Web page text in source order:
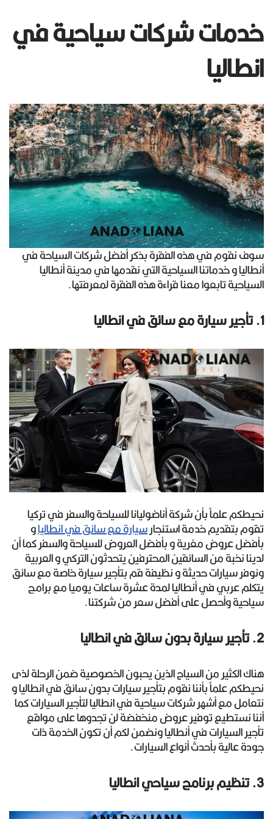
خدمات شركات سياحية في
انطاليا
سوف نقوم في هذه الفقرة بذكر أفضل شركات السياحة في
أنطاليا و خدماتنا السياحية التي نقدمها في مدينة أنطاليا
السياحية تابعوا معنا قراءة هذه الفقرة لمعرفتها.
1. تأجير سيارة مع سائق في انطاليا
نحيطكم علماً بأن شركة أناضوليانا للسياحة والسفر في تركيا
تقوم بتقديم خدمة استئجارسيارة مع سائق في انطالياو
بأفضل عروض مغرية و بأفضل العروض للسياحة والسفر كما أن
لدينا نخبة من السائقين المحترفين يتحدثون التركي و العربية
ونوفر سيارات حديثة و نظيفة قم بتأجير سيارة خاصة مع سائق
يتكلم عربي في أنطاليا لمدة عشرة ساعات يوميا مع برامج
سياحية وأحصل على أفضل سعر من شركتنا.
2. تأجير سيارة بدون سائق في انطاليا
هناك الكثير من السياح الذين يحبون الخصوصية ضمن الرحلة لذى
نحيطكم علماً بأننا نقوم بتأجير سيارات بدون سائق في انطاليا و
نتعامل مع أشهر شركات سياحية في انطاليا لتأجير السيارات كما
أننا نستطيع توفير عروض منخفضة لن تجدوها على مواقع
تأجير السيارات في أنطاليا ونضمن لكم أن تكون الخدمة ذات
جودة عالية بأحدث أنواع السيارات.
3. تنظيم برنامج سياحي انطاليا